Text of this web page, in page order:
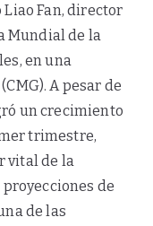
Fan, director
Mundial de la
en una
A pesar de
un crecimiento
trimestre,
vital de la
de
de las